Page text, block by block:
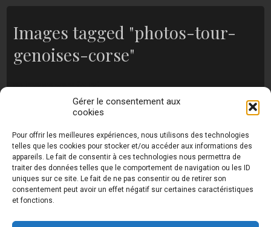
Gérer le consentement aux
cookies
Pour offrir les meilleures expériences, nous utilisons des technologies
telles que les cookies pour stocker et/ou accéder aux informations des
appareils. Le fait de consentir à ces technologies nous permettra de
traiter des données telles que le comportement de navigation ou les ID
uniques sur ce site. Le fait de ne pas consentir ou de retirer son
consentement peut avoir un effet négatif sur certaines caractéristiques
et fonctions.
Images tagged "photos-tour-
genoises-corse"
no images were found
Photos de Thierry Raynaud - portraits shootings
et Paysages de Corse - Ajaccio www.thierry-
raynaud.com ©Toutes les photos de ce site sont
la propriété de l'auteur et sont protégées par le
Code de la Propriété Intellectuelle (CPI)